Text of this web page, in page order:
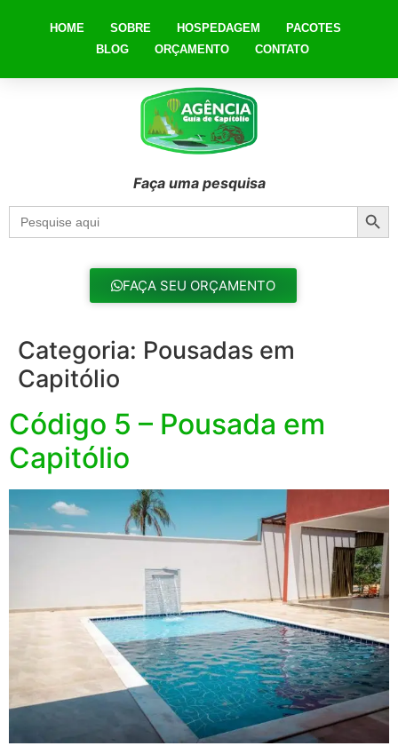
HOME SOBRE HOSPEDAGEM
PACOTES
BLOG
ORÇAMENTO CONTATO
Faça uma pesquisa
Search
for:
FAÇA SEU ORÇAMENTO
Categoria: Pousadas em
Capitólio
Código 5 – Pousada em
Capitólio